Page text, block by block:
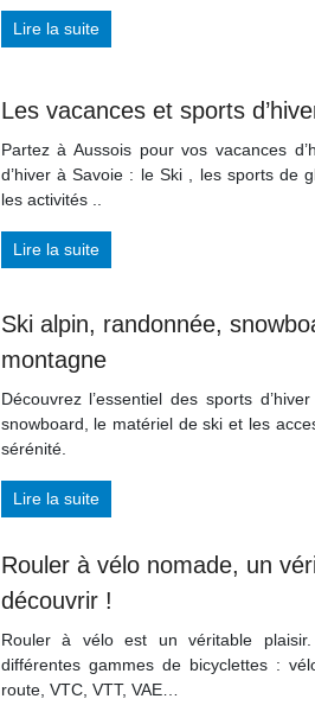
Lire la suite
Les vacances et sports
Partez à Aussois pour vos vacances
d’hiver à Savoie : le Ski , les sports de
les activités ..
Lire la suite
Ski alpin, randonnée,
montagne
Découvrez l’essentiel des sports
snowboard, le matériel de ski et les
sérénité.
Lire la suite
Rouler à vélo nomade, un
découvrir !
Rouler à vélo est un véritable
différentes gammes de bicyclettes :
route, VTC, VTT, VAE…